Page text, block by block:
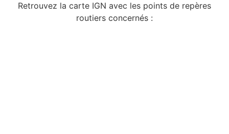
Retrouvez la carte IGN avec les points de repères
routiers concernés :